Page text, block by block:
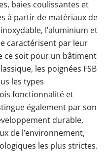
baies coulissantes et
à partir de matériaux de
l’aluminium et
caractérisent par leur
ce soit pour un bâtiment
les poignées FSB
les types
fonctionnalité et
également par son
durable,
de l’environnement,
les plus strictes.